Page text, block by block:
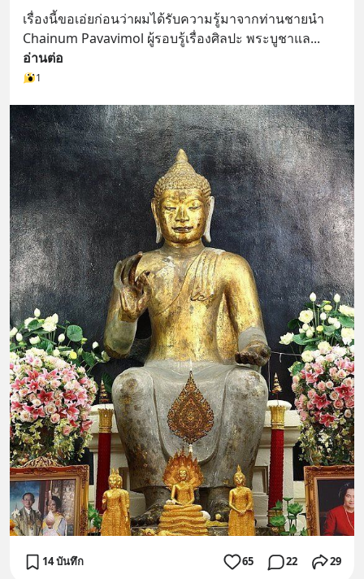
เรื่องนี้ขอเอ่ยก่อนว่าผมได้รับความรู้มาจากท่านชายนำ
Chainum Pavavimol ผู้รอบรู้เรื่องศิลปะ พระบูชาแล
อ่านต่อ
1
14 บันทึก 65 22 29